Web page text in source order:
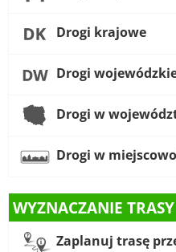
Drogi krajowe
Drogi
Drogi w
Drogi w
WYZNACZANIE TRASY
Zaplanuj trasę